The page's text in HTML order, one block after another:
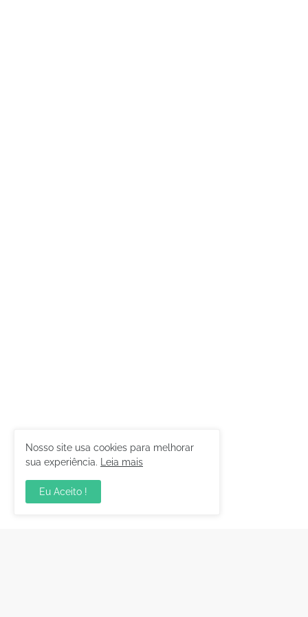
Nosso site usa cookies para melhorar
sua experiência.
Leia mais
Eu Aceito !